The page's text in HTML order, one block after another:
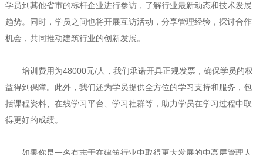
学员到其他省市的标杆企业进行参访，了解行业最新动态和技术发展
趋势。同时，学员之间也将开展互访活动，分享管理经验，探讨合作
机会，共同推动建筑行业的创新发展。
培训费用为48000元/人，我们承诺开具正规发票，确保学员的权
益得到保障。此外，我们还为学员提供全方位的学习支持和服务，包
括课程资料、在线学习平台、学习社群等，助力学员在学习过程中取
得更好的成绩。
如果你是一名有志于在建筑行业中取得更大发展的中高层管理人